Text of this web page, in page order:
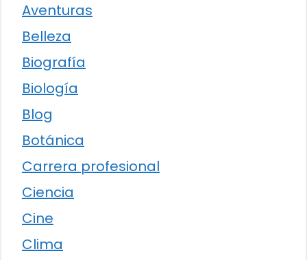
Aventuras
Belleza
Biografía
Biología
Blog
Botánica
Carrera profesional
Ciencia
Cine
Clima